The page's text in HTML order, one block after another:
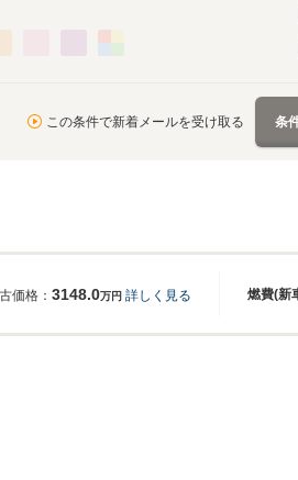
この条件で新着メールを受け取る 条
燃費(新
価格： 3148.0万円 詳しく見る